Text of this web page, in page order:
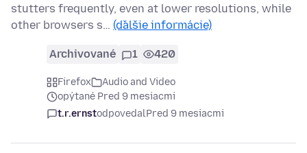
stutters frequently, even at lower resolutions, while
other browsers s… (ďalšie informácie)
Archivované 1 420
Firefox
Audio and Video
opýtané Pred 9 mesiacmi
t.r.ernstodpovedalPred 9 mesiacmi